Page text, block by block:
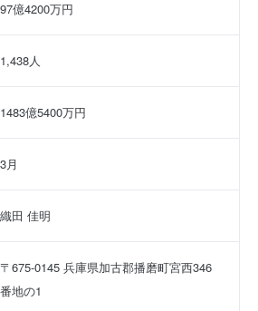
97億4200万円
1,438人
1483億5400万円
3月
織田 佳明
〒675-0145 兵庫県加古郡播磨町宮西346
番地の1